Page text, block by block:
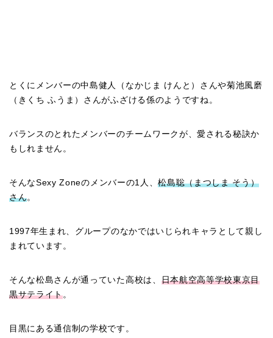
とくにメンバーの中島健人（なかじま けんと）さんや菊池風磨
（きくち ふうま）さんがふざける係のようですね。
バランスのとれたメンバーのチームワークが、愛される秘訣か
もしれません。
そんなSexy Zoneのメンバーの1人、松島聡（まつしま そう）
さん。
1997年生まれ、グループのなかではいじられキャラとして親し
まれています。
そんな松島さんが通っていた高校は、 日本航空高等学校東京目
黒サテライト。
目黒にある通信制の学校です。